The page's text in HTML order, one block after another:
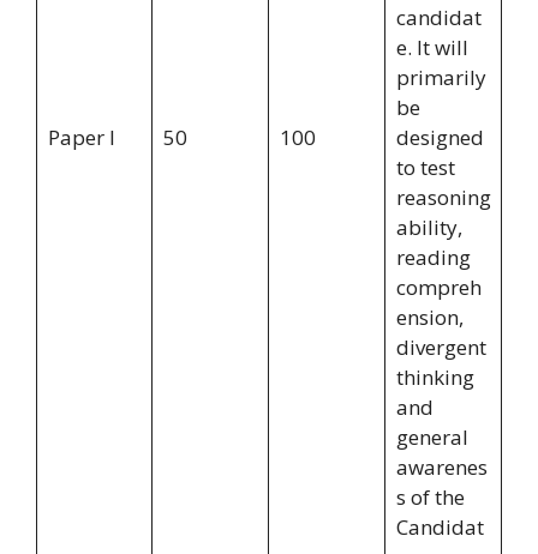
Paper I 50 100
candidat
e. It will
primarily
be
designed
to test
reasoning
ability,
reading
compreh
ension,
divergent
thinking
and
general
awarenes
s of the
Candidat